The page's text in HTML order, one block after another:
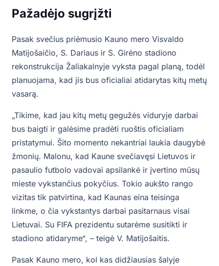
Pažadėjo sugrįžti
Pasak svečius priėmusio Kauno mero Visvaldo
Matijošaičio, S. Dariaus ir S. Girėno stadiono
rekonstrukcija Žaliakalnyje vyksta pagal planą, todėl
planuojama, kad jis bus oficialiai atidarytas kitų metų
vasarą.
„Tikime, kad jau kitų metų gegužės viduryje darbai
bus baigti ir galėsime pradėti ruoštis oficialiam
pristatymui. Šito momento nekantriai laukia daugybė
žmonių. Malonu, kad Kaune svečiavęsi Lietuvos ir
pasaulio futbolo vadovai apsilankė ir įvertino mūsų
mieste vykstančius pokyčius. Tokio aukšto rango
vizitas tik patvirtina, kad Kaunas eina teisinga
linkme, o čia vykstantys darbai pasitarnaus visai
Lietuvai. Su FIFA prezidentu sutarėme susitikti ir
stadiono atidaryme“, – teigė V. Matijošaitis.
Pasak Kauno mero, kol kas didžiausias šalyje